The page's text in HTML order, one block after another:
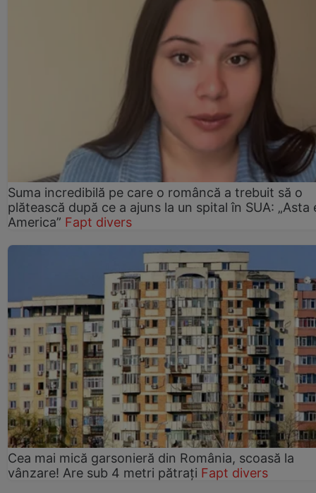
Suma incredibilă pe care o româncă a trebuit să o
plătească după ce a ajuns la un spital în SUA: „Asta
America” Fapt divers
Cea mai mică garsonieră din România, scoasă la
vânzare! Are sub 4 metri pătrați Fapt divers